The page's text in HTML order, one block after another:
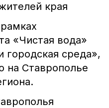
края
«Чистая вода»
городская среда»,
на Ставрополье